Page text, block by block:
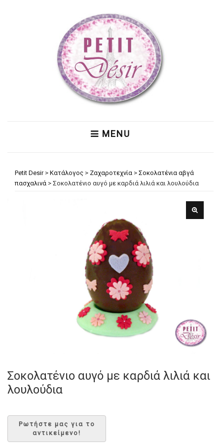
MENU
Petit Desir> Κατάλογος > Ζαχαροτεχνία > Σοκολατένια αβγά
πασχαλινά > Σοκολατένιο αυγό με καρδιά λιλιά και λουλούδια
Σοκολατένιο αυγό με καρδιά λιλιά και
λουλούδια